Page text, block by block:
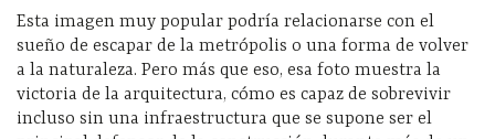
Esta imagen muy popular podría relacionarse con el
sueño de escapar de la metrópolis o una forma de volver
a la naturaleza. Pero más que eso, esa foto muestra la
victoria de la arquitectura, cómo es capaz de sobrevivir
incluso sin una infraestructura que se supone ser el